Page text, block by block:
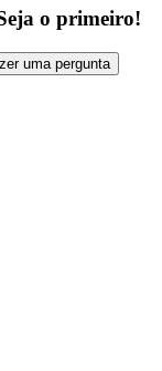
o primeiro!
uma pergunta